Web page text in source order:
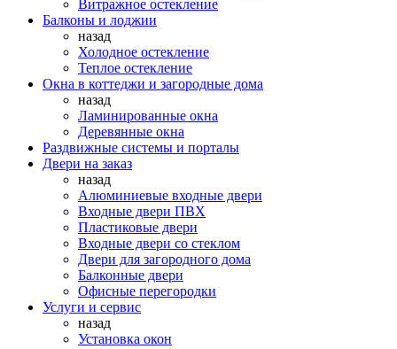
Витражное остекление
Балконы и лоджии
назад
Холодное остекление
Теплое остекление
Окна в коттеджи и загородные дома
назад
Ламинированные окна
Деревянные окна
Раздвижные системы и порталы
Двери на заказ
назад
Алюминиевые входные двери
Входные двери ПВХ
Пластиковые двери
Входные двери со стеклом
Двери для загородного дома
Балконные двери
Офисные перегородки
Услуги и сервис
назад
Установка окон